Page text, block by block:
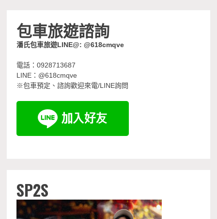
包車旅遊諮詢
潘氏包車旅遊LINE@: @618cmqve
電話：0928713687
LINE：@618cmqve
※包車預定、諮詢歡迎來電/LINE詢問
SP2S